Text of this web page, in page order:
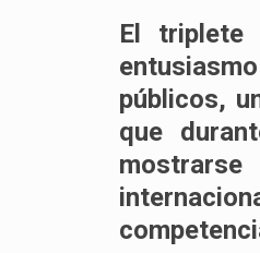
El triplete
públicos,
que